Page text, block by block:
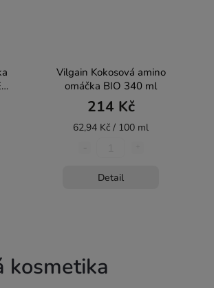
Vilgain Kokosová amino
omáčka BIO 340 ml
214 Kč
62,94 Kč / 100 ml
Detail
kosmetika